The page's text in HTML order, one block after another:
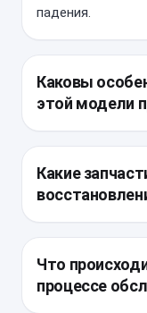
падения.
Каковы
этой модели
применением
оборудования.
скомпонованы
Использование
позволяет
Какие
по прочности и
подборе важно
Что
процессе